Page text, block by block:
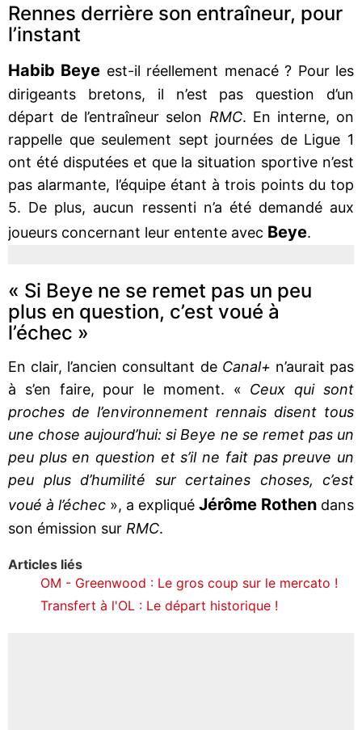
Rennes derrière son entraîneur, pour
l’instant
Habib Beye est-il réellement menacé ? Pour les
dirigeants bretons, il n’est pas question d’un
départ de l’entraîneur selon RMC. En interne, on
rappelle que seulement sept journées de Ligue 1
ont été disputées et que la situation sportive n’est
pas alarmante, l’équipe étant à trois points du top
5. De plus, aucun ressenti n’a été demandé aux
joueurs concernant leur entente avec Beye.
« Si Beye ne se remet pas un peu
plus en question, c’est voué à
l’échec »
En clair, l’ancien consultant de Canal+ n’aurait pas
à s’en faire, pour le moment. « Ceux qui sont
proches de l’environnement rennais disent tous
une chose aujourd’hui: si Beye ne se remet pas un
peu plus en question et s’il ne fait pas preuve un
peu plus d’humilité sur certaines choses, c’est
voué à l’échec », a expliqué Jérôme Rothen dans
son émission sur RMC.
Articles liés
OM - Greenwood : Le gros coup sur le mercato !
Transfert à l'OL : Le départ historique !